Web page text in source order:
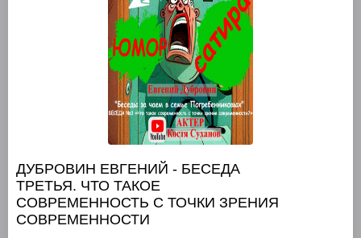
ДУБРОВИН ЕВГЕНИЙ - БЕСЕДА
ТРЕТЬЯ. ЧТО ТАКОЕ
СОВРЕМЕННОСТЬ С ТОЧКИ ЗРЕНИЯ
СОВРЕМЕННОСТИ